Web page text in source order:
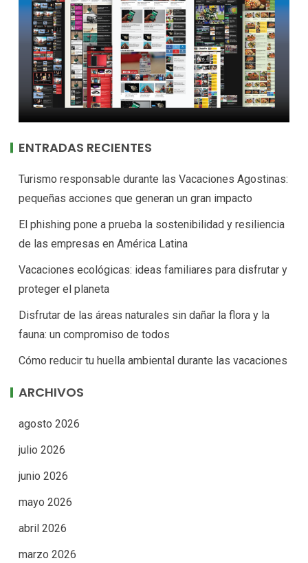
ENTRADAS RECIENTES
Turismo responsable durante las Vacaciones Agostinas:
pequeñas acciones que generan un gran impacto
El phishing pone a prueba la sostenibilidad y resiliencia
de las empresas en América Latina
Vacaciones ecológicas: ideas familiares para disfrutar y
proteger el planeta
Disfrutar de las áreas naturales sin dañar la flora y la
fauna: un compromiso de todos
Cómo reducir tu huella ambiental durante las vacaciones
ARCHIVOS
agosto 2026
julio 2026
junio 2026
mayo 2026
abril 2026
marzo 2026